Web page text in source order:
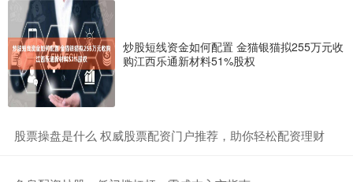
炒股短线资金如何配置 金猫银猫拟255万元收
购江西乐通新材料51%股权
​股票操盘是什么 权威股票配资门户推荐，助你轻松配资理财